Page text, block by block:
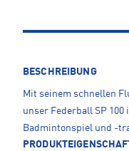
BESCHREIBUNG
Mit seinem schnellen
unser Federball SP
Badmintonspiel und -